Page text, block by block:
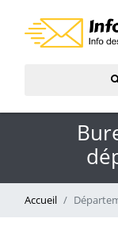
Accueil